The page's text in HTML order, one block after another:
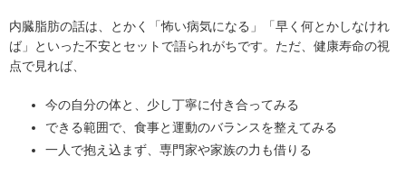
内臓脂肪の話は、とかく「怖い病気になる」「早く何とかしなけれ
ば」といった不安とセットで語られがちです。ただ、健康寿命の視
点で見れば、
今の自分の体と、少し丁寧に付き合ってみる
できる範囲で、食事と運動のバランスを整えてみる
一人で抱え込まず、専門家や家族の力も借りる